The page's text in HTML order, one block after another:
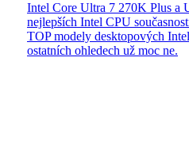
Intel Core Ultra 7 270K Plus a
nejlepších Intel CPU
TOP modely desktopových
ostatních ohledech už moc ne.